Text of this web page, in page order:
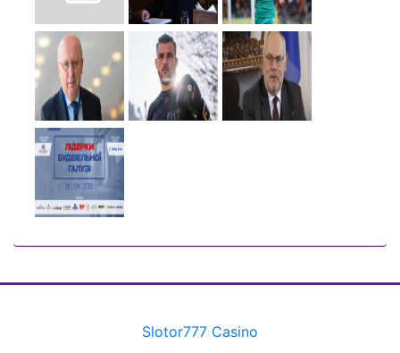
Slotor777 Casino